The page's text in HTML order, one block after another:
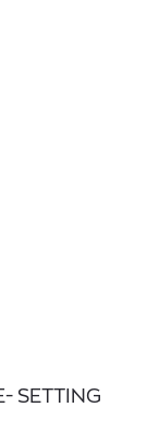
SETTING